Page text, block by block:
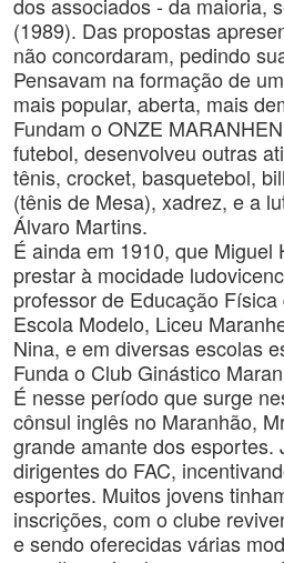
(1989). Das propostas
não concordaram, pedindo
Pensavam na formação de
mais popular, aberta, mais
Fundam o ONZE
futebol, desenvolveu outras
tênis, crocket, basquetebol,
(tênis de Mesa), xadrez, e a
Álvaro Martins.
É ainda em 1910, que Miguel
prestar à mocidade
professor de Educação
Escola Modelo, Liceu
Nina, e em diversas escolas
Funda o Club Ginástico
É nesse período que surge
cônsul inglês no Maranhão,
grande amante dos esportes.
dirigentes do FAC,
esportes. Muitos jovens
inscrições, com o clube
e sendo oferecidas várias